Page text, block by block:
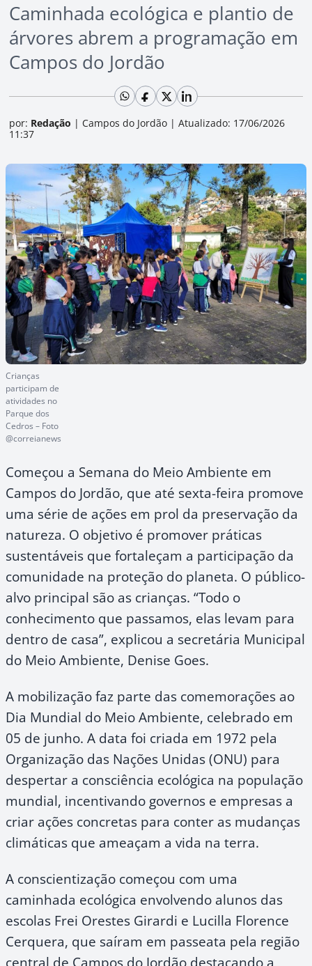
Caminhada ecológica e plantio de
árvores abrem a programação em
Campos do Jordão
por: Redação | Campos do Jordão | Atualizado: 17/06/2026
11:37
Crianças
participam de
atividades no
Parque dos
Cedros – Foto
@correianews
Começou a Semana do Meio Ambiente em
Campos do Jordão, que até sexta-feira promove
uma série de ações em prol da preservação da
natureza. O objetivo é promover práticas
sustentáveis que fortaleçam a participação da
comunidade na proteção do planeta. O público-
alvo principal são as crianças. “Todo o
conhecimento que passamos, elas levam para
dentro de casa”, explicou a secretária Municipal
do Meio Ambiente, Denise Goes.
A mobilização faz parte das comemorações ao
Dia Mundial do Meio Ambiente, celebrado em
05 de junho. A data foi criada em 1972 pela
Organização das Nações Unidas (ONU) para
despertar a consciência ecológica na população
mundial, incentivando governos e empresas a
criar ações concretas para conter as mudanças
climáticas que ameaçam a vida na terra.
A conscientização começou com uma
caminhada ecológica envolvendo alunos das
escolas Frei Orestes Girardi e Lucilla Florence
Cerquera, que saíram em passeata pela região
central de Campos do Jordão destacando a